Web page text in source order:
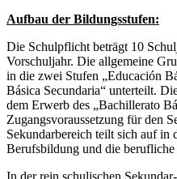
Aufbau der Bildungsstufen:
Die Schulpflicht beträgt 10
Vorschuljahr. Die allgemeine
in die zwei Stufen „Educación
Básica Secundaria“ unterteilt.
dem Erwerb des „Bachillerato
Zugangsvoraussetzung für den
Sekundarbereich teilt sich auf in
Berufsbildung und die